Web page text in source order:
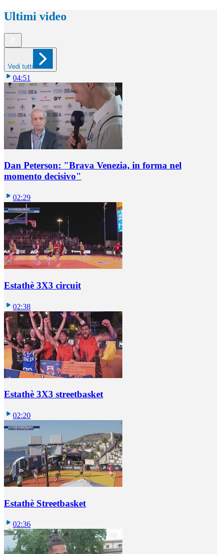
Ultimi video
Vedi tutti
04:51
Dan Peterson: "Brava Venezia, in forma nel
momento decisivo"
02:29
Estathè 3X3 circuit
02:38
Estathè 3X3 streetbasket
02:20
Estathè Streetbasket
02:36